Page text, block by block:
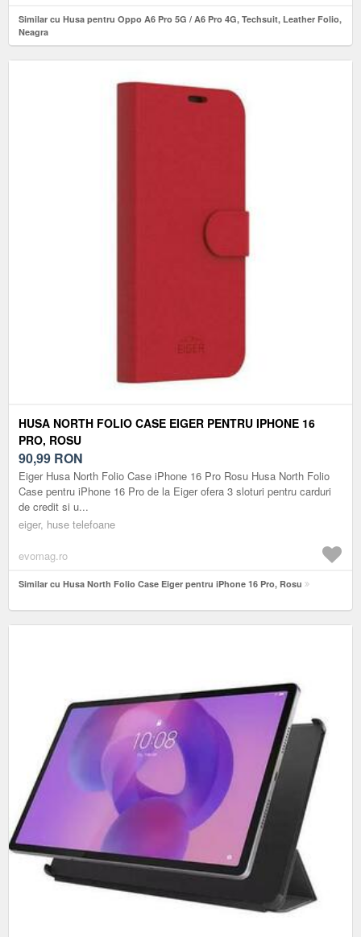
Similar cu Husa pentru Oppo A6 Pro 5G / A6 Pro 4G, Techsuit, Leather Folio,
Neagra
HUSA NORTH FOLIO CASE EIGER PENTRU IPHONE 16
PRO, ROSU
90,99 RON
Eiger Husa North Folio Case iPhone 16 Pro Rosu Husa North Folio
Case pentru iPhone 16 Pro de la Eiger ofera 3 sloturi pentru carduri
de credit si u...
eiger, huse telefoane
evomag.ro
Similar cu Husa North Folio Case Eiger pentru iPhone 16 Pro, Rosu